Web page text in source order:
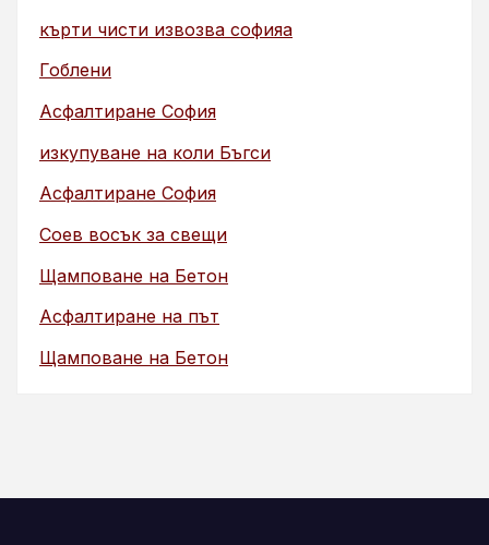
кърти чисти извозва софияа
Гоблени
Асфалтиране София
изкупуване на коли Бъгси
Асфалтиране София
Соев восък за свещи
Щамповане на Бетон
Асфалтиране на път
Щамповане на Бетон